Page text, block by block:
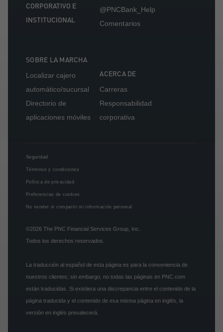
CORPORATIVO E
INSTITUCIONAL
@PNCBank_Help
Comentarios
SOBRE LA MARCHA
Localizar cajero
automático/sucursal
Directorio de
aplicaciones móviles
ACERCA DE
Carreras
Responsabilidad
corporativa
Seguridad
Términos y condiciones
Política de privacidad
Preferencias de cookies
No vender ni compartir mi información personal
©2026 The PNC Financial Services Group, Inc.
Todos los derechos reservados.
La traducción al español de esta página es para la conveniencia de
nuestros clientes; sin embargo, no todas las páginas en PNC.com
están traducidas. Si existiera una discrepancia entre el contenido de la
página traducida y el contenido de esa misma página en inglés, la
versión en inglés prevalecerá.